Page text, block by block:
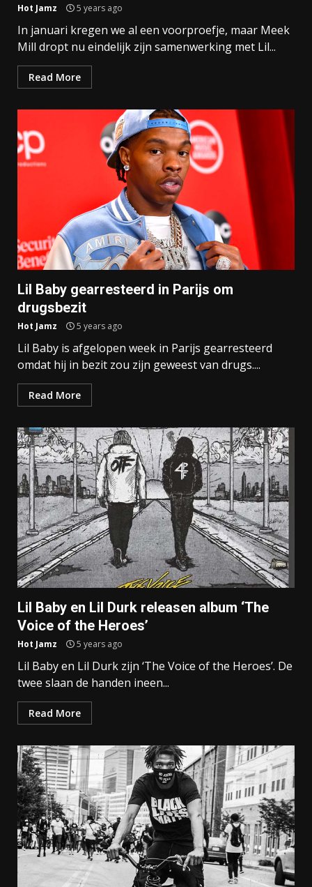
Hot Jamz 5 years ago
In januari kregen we al een voorproefje, maar Meek
Mill dropt nu eindelijk zijn samenwerking met Lil...
Read More
Lil Baby gearresteerd in Parijs om
drugsbezit
Hot Jamz 5 years ago
Lil Baby is afgelopen week in Parijs gearresteerd
omdat hij in bezit zou zijn geweest van drugs....
Read More
Lil Baby en Lil Durk releasen album ‘The
Voice of the Heroes’
Hot Jamz 5 years ago
Lil Baby en Lil Durk zijn ‘The Voice of the Heroes’. De
twee slaan de handen ineen...
Read More